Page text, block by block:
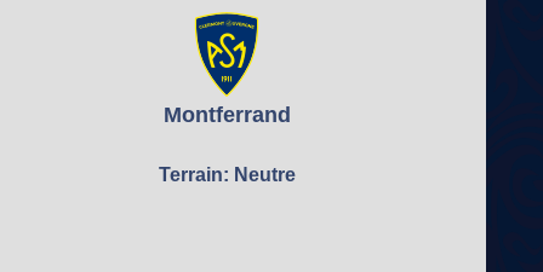
Montferrand
Terrain: Neutre